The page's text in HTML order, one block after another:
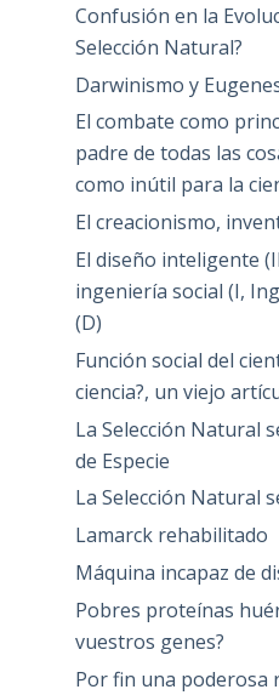
Confusión en la
Selección Natural?
Darwinismo y
El combate como
padre de todas las
como inútil para la
El creacionismo,
El diseño inteligente
ingeniería social (I,
(D)
Función social del
ciencia?, un viejo
La Selección Natural
de Especie
La Selección Natural
Lamarck rehabilitado
Máquina incapaz de
Pobres proteínas
vuestros genes?
Por fin una poderosa